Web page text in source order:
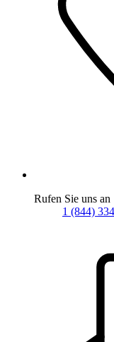
Rufen Sie uns an
1 (844)